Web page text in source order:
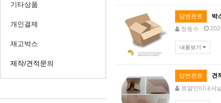
기타상품
개인결제
재고박스
제작/견적문의
답변완료
박
정동수
내용보기
답변완료
견
로얄인터내셔